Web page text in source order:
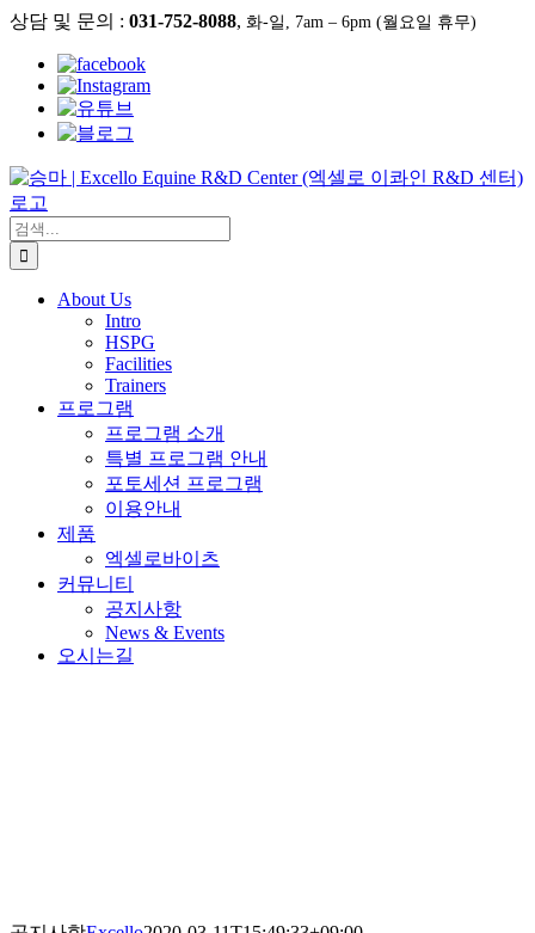
콘
뛰
기
상담 및 문의 : 031-752-8088, 화-일, 7am – 6pm (월요일 휴무)
검
색:
About Us
Intro
HSPG
Facilities
Trainers
프로그램
프로그램 소개
특별 프로그램 안내
포토세션 프로그램
이용안내
제품
엑셀로바이츠
커뮤니티
공지사항
News & Events
오시는길